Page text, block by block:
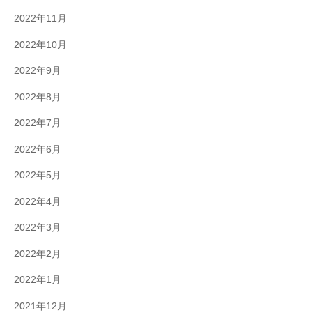
2022年11月
2022年10月
2022年9月
2022年8月
2022年7月
2022年6月
2022年5月
2022年4月
2022年3月
2022年2月
2022年1月
2021年12月